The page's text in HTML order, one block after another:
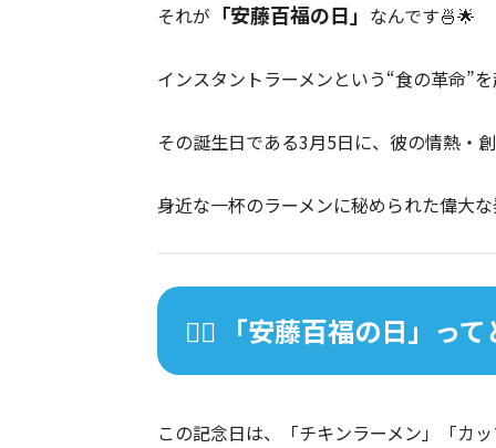
それが 「安藤百福の日」 なんです🍜🌟
インスタントラーメンという“食の革命”
その誕生日である3月5日に、彼の情熱・
身近な一杯のラーメンに秘められた偉大
🏋️‍♀️ 「安藤百福の日」っ
この記念日は、「チキンラーメン」「カ